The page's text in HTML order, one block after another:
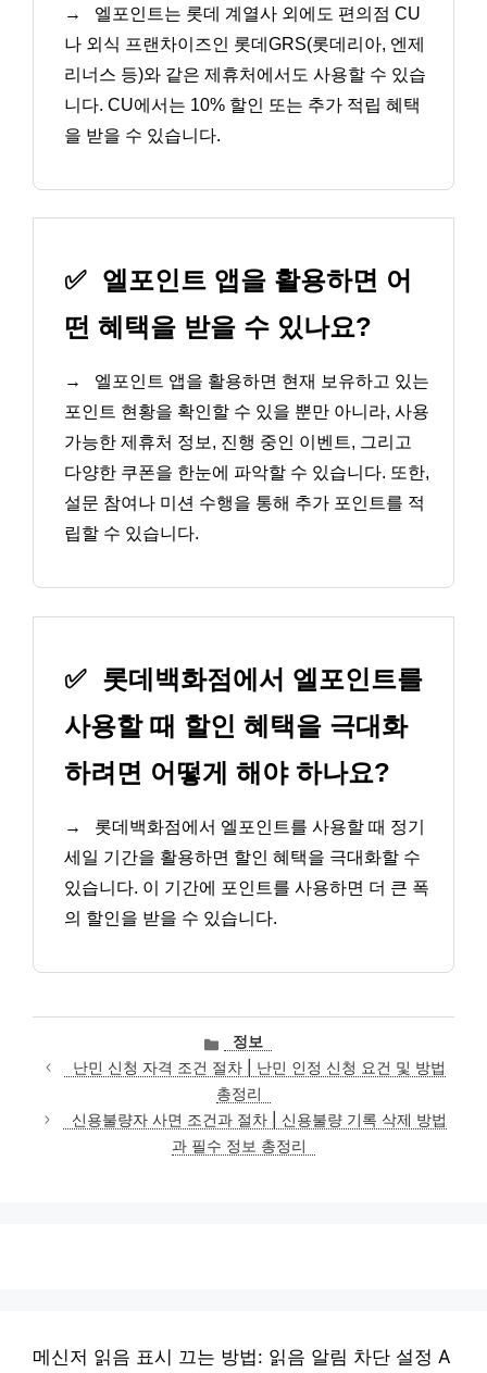
→
엘포인트는 롯데 계열사 외에도 편의점 CU
나 외식 프랜차이즈인 롯데GRS(롯데리아, 엔제
리너스 등)와 같은 제휴처에서도 사용할 수 있습
니다. CU에서는 10% 할인 또는 추가 적립 혜택
을 받을 수 있습니다.
✅ 엘포인트 앱을 활용하면 어
떤 혜택을 받을 수 있나요?
→
엘포인트 앱을 활용하면 현재 보유하고 있는
포인트 현황을 확인할 수 있을 뿐만 아니라, 사용
가능한 제휴처 정보, 진행 중인 이벤트, 그리고
다양한 쿠폰을 한눈에 파악할 수 있습니다. 또한,
설문 참여나 미션 수행을 통해 추가 포인트를 적
립할 수 있습니다.
✅ 롯데백화점에서 엘포인트를
사용할 때 할인 혜택을 극대화
하려면 어떻게 해야 하나요?
→
롯데백화점에서 엘포인트를 사용할 때 정기
세일 기간을 활용하면 할인 혜택을 극대화할 수
있습니다. 이 기간에 포인트를 사용하면 더 큰 폭
의 할인을 받을 수 있습니다.
카
테
고
리
정보
난민 신청 자격 조건 절차 | 난민 인정 신청 요건 및 방법
총정리
신용불량자 사면 조건과 절차 | 신용불량 기록 삭제 방법
과 필수 정보 총정리
메신저 읽음 표시 끄는 방법: 읽음 알림 차단 설정 A